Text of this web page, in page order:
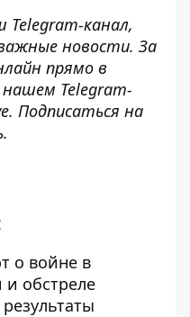
Telegram-канал,
новости. За
прямо в
Telegram-
. Подписаться на
.
о войне в
обстреле